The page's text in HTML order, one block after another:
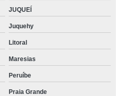
JUQUEÍ
Juquehy
Litoral
Maresias
Peruíbe
Praia Grande